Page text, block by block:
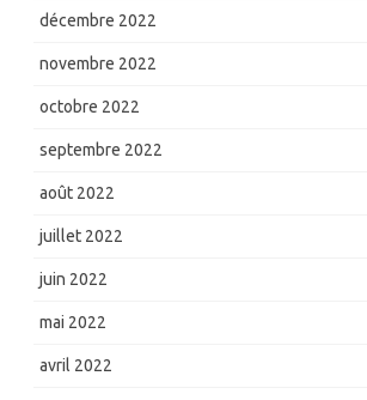
décembre 2022
novembre 2022
octobre 2022
septembre 2022
août 2022
juillet 2022
juin 2022
mai 2022
avril 2022